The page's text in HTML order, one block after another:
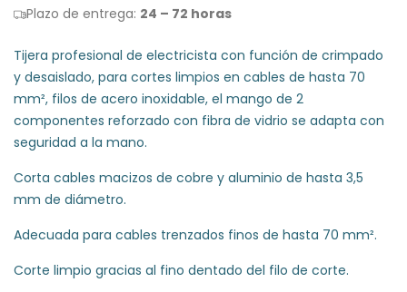
Plazo de entrega: 24 – 72 horas
Tijera profesional de electricista con función de crimpado
y desaislado, para cortes limpios en cables de hasta 70
mm², filos de acero inoxidable, el mango de 2
componentes reforzado con fibra de vidrio se adapta con
seguridad a la mano.
Corta cables macizos de cobre y aluminio de hasta 3,5
mm de diámetro.
Adecuada para cables trenzados finos de hasta 70 mm².
Corte limpio gracias al fino dentado del filo de corte.